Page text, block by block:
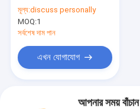
মূল্য:discuss personally
MOQ:1
সর্বশেষ দাম পান
এখন যোগাযোগ
আপনার সময় বাঁচান